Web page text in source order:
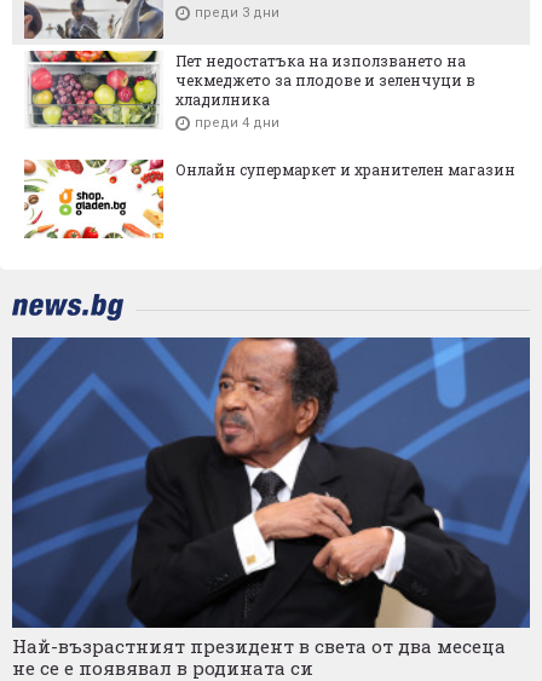
преди 3 дни
Пет недостатъка на използването на
чекмеджето за плодове и зеленчуци в
хладилника
преди 4 дни
Онлайн супермаркет и хранителен магазин
Най-възрастният президент в света от два месеца
не се е появявал в родината си